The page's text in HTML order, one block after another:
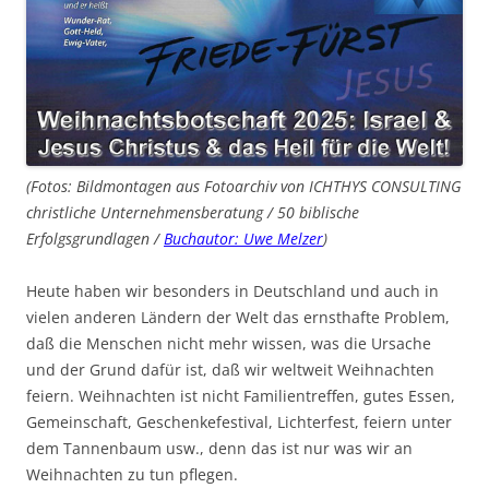
(Fotos: Bildmontagen aus Fotoarchiv von ICHTHYS CONSULTING
christliche Unternehmensberatung / 50 biblische
Erfolgsgrundlagen /Buchautor: Uwe Melzer)
Heute haben wir besonders in Deutschland und auch in
vielen anderen Ländern der Welt das ernsthafte Problem,
daß die Menschen nicht mehr wissen, was die Ursache
und der Grund dafür ist, daß wir weltweit Weihnachten
feiern. Weihnachten ist nicht Familientreffen, gutes Essen,
Gemeinschaft, Geschenkefestival, Lichterfest, feiern unter
dem Tannenbaum usw., denn das ist nur was wir an
Weihnachten zu tun pflegen.